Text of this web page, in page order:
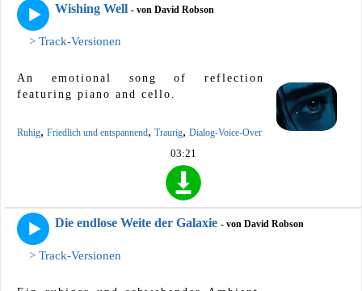
Wishing Well - von David Robson
> Track-Versionen
An emotional song of reflection
featuring piano and cello.
Ruhig, Friedlich und entspannend, Traurig, Dialog-Voice-Over
03:21
Die endlose Weite der Galaxie - von David Robson
> Track-Versionen